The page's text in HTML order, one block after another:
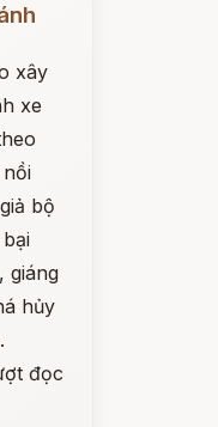
xây
xe
bộ
giáng
hủy
đọc